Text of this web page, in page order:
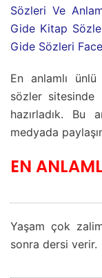
Sözleri Ve
Gide Kitap
Gide Sözleri
En anlamlı
sözler
hazırladık. Bu
medyada
EN
Yaşam çok
sonra dersi verir.